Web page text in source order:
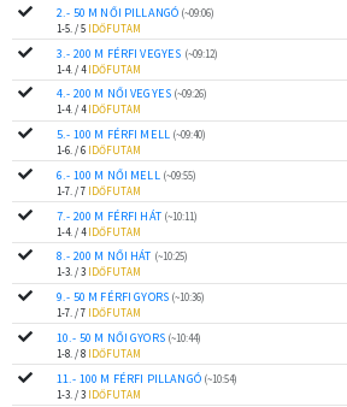
2.- 50 M NŐI PILLANGÓ (~09:06)
1-5. / 5 IDŐFUTAM
3.- 200 M FÉRFI VEGYES (~09:12)
1-4. / 4IDŐFUTAM
4.- 200 M NŐI VEGYES (~09:26)
1-4. / 4IDŐFUTAM
5.- 100 M FÉRFI MELL (~09:40)
1-6. / 6 IDŐFUTAM
6.- 100 M NŐI MELL (~09:55)
1-7. / 7 IDŐFUTAM
7.- 200 M FÉRFI HÁT (~10:11)
1-4. / 4IDŐFUTAM
8.- 200 M NŐI HÁT (~10:25)
1-3. / 3
IDŐFUTAM
9.- 50 M FÉRFI GYORS (~10:36)
1-7. / 7 IDŐFUTAM
10.- 50 M NŐI GYORS (~10:44)
1-8. / 8 IDŐFUTAM
11.- 100 M FÉRFI PILLANGÓ (~10:54)
1-3. / 3 IDŐFUTAM